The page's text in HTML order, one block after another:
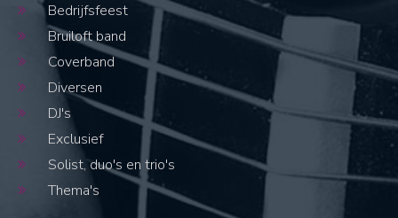
Bedrijfsfeest
Bruiloft band
Coverband
Diversen
DJ's
Exclusief
Solist, duo's en trio's
Thema's